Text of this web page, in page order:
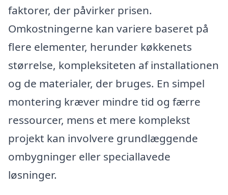
faktorer, der påvirker prisen.
Omkostningerne kan variere baseret på
flere elementer, herunder køkkenets
størrelse, kompleksiteten af installationen
og de materialer, der bruges. En simpel
montering kræver mindre tid og færre
ressourcer, mens et mere komplekst
projekt kan involvere grundlæggende
ombygninger eller speciallavede
løsninger.